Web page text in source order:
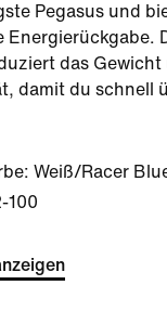
Pegasus und
Energierückgabe.
das
damit du schnell
Weiß/Racer
100